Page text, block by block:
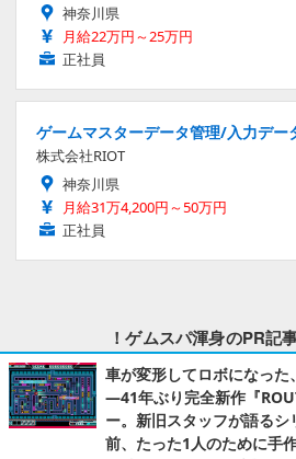
！ゲムスパ渾身のPR記
車が変形してロボになった
―41年ぶり完全新作『
ー。新旧スタッフが語るシ
前、たった1人のために手
の“幻のカセット”の話
ゲームプレイも録画配信
rza Horizon 6』の世界を
ゲーム＆制作の拠点となるノー
プレイ。放熱性能もチェックし
シリーズ第1作が現行機向
ない『カルドセプト ザ フ
搭載で、あらためて“原典